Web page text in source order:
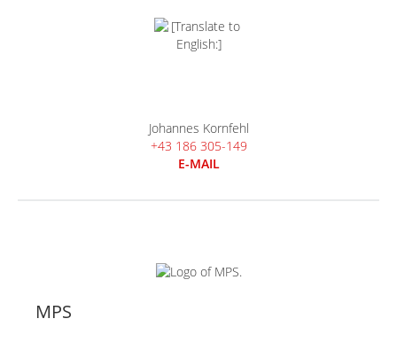
Johannes Kornfehl
+43 186 305-149
E-MAIL
MPS